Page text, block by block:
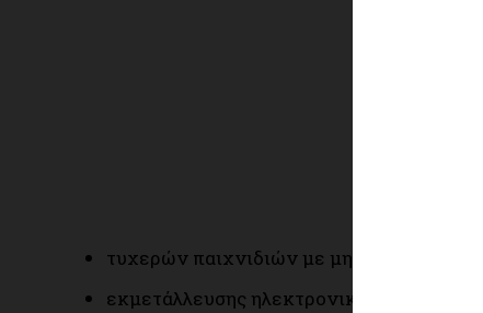
τυχερών παιχνιδιών με μηχανήματα
εκμετάλλευσης ηλεκτρονικών παιχνιδιών